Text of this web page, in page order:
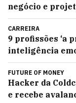
negócio e
CARREIRA
9 profissões ‘a
inteligência
FUTURE OF MONEY
Hacker da
e recebe